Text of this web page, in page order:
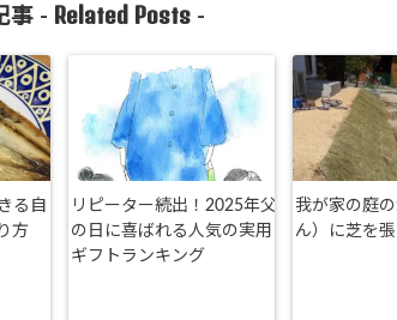
事 - Related Posts-
る自
方
リピーター続出！2025年父
の日に喜ばれる人気の実用
ギフトランキング
我が家の庭
ん）に芝を